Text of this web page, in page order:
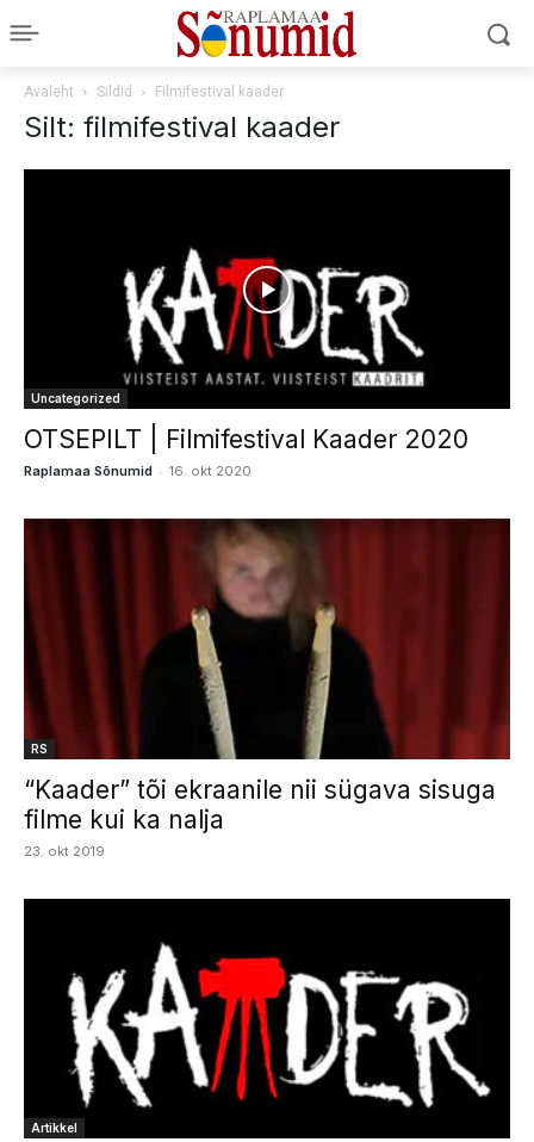
Avaleht Sildid Filmifestival kaader
Silt: filmifestival kaader
Uncategorized
OTSEPILT | Filmifestival Kaader 2020
Raplamaa Sõnumid - 16. okt 2020
RS
“Kaader” tõi ekraanile nii sügava sisuga
filme kui ka nalja
23. okt 2019
Artikkel